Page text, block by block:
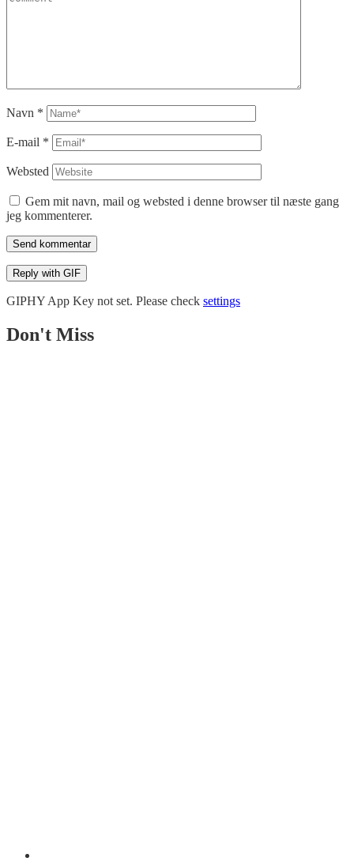
Navn *
E-mail *
Websted
Gem mit navn, mail og websted i denne browser til næste gang
jeg kommenterer.
Send kommentar
Reply with GIF
GIPHY App Key not set. Please check settings
Don't Miss